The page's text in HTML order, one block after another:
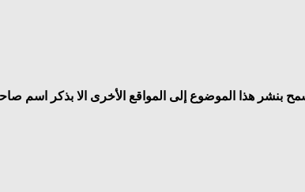
بنشر هذا الموضوع إلى المواقع الأخرى الا بذكر اسم